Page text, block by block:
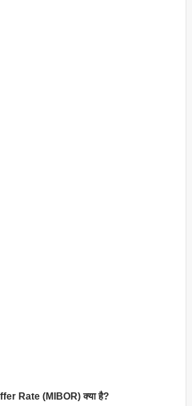
Rate (MIBOR) क्या है?